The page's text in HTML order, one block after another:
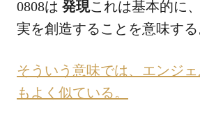
0808は 発現これは基本的に
実を創造することを意味する
そういう意味では、エンジ
もよく似ている。